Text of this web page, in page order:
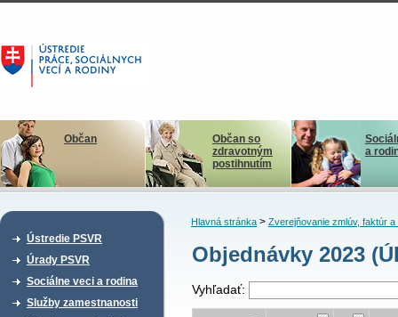
Občan
Občan so
zdravotným
postihnutím
a
Ústredie PSVR
Úrady PSVR
Sociálne veci a rodina
Služby zamestnanosti
Hlavná stránka> Zverejňovanie zmlúv, faktúr a
Objednávky 2023
Vyhľadať: